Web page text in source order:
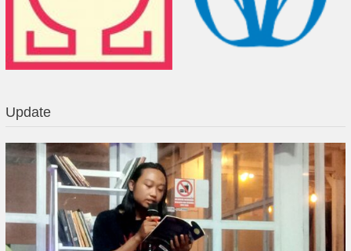
Update